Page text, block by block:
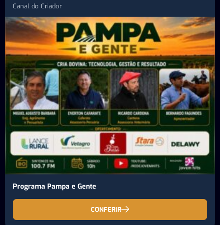
Canal do Criador
Programa Pampa e Gente
CONFERIR